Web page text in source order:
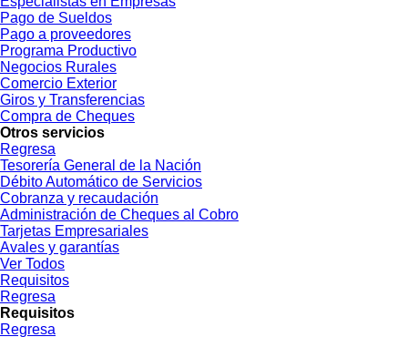
Pago de Sueldos
Pago a proveedores
Programa Productivo
Negocios Rurales
Comercio Exterior
Giros y Transferencias
Compra de Cheques
Otros servicios
Regresa
Tesorería General de la Nación
Débito Automático de Servicios
Cobranza y recaudación
Administración de Cheques al Cobro
Tarjetas Empresariales
Avales y garantías
Ver Todos
Requisitos
Regresa
Requisitos
Regresa